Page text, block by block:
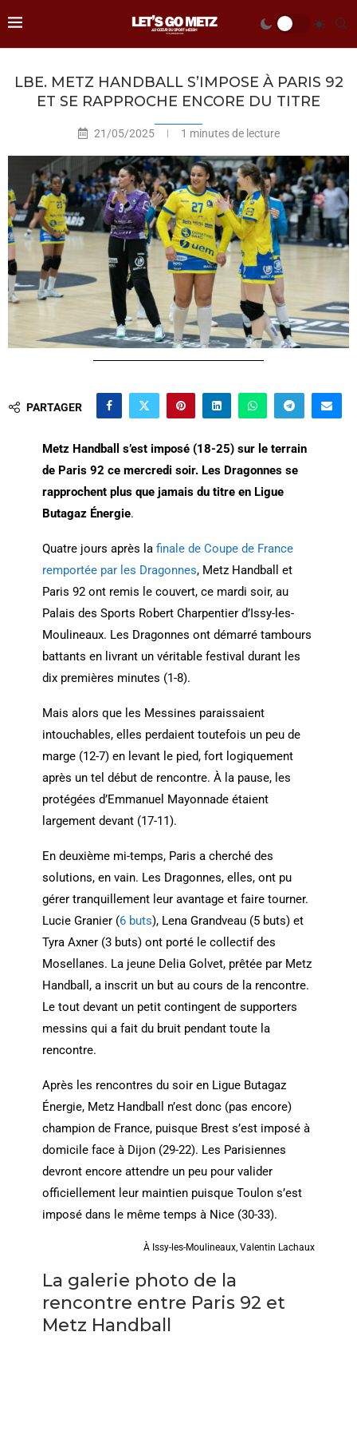
LBE. METZ HANDBALL S’IMPOSE À PARIS 92
ET SE RAPPROCHE ENCORE DU TITRE
21/05/2025 1 minutes de lecture
PARTAGER
Metz Handball s’est imposé (18-25) sur le terrain
de Paris 92 ce mercredi soir. Les Dragonnes se
rapprochent plus que jamais du titre en Ligue
Butagaz Énergie.
Quatre jours après lafinale de Coupe de France
remportée par les Dragonnes, Metz Handball et
Paris 92 ont remis le couvert, ce mardi soir, au
Palais des Sports Robert Charpentier d’Issy-les-
Moulineaux. Les Dragonnes ont démarré tambours
battants en livrant un véritable festival durant les
dix premières minutes (1-8).
Mais alors que les Messines paraissaient
intouchables, elles perdaient toutefois un peu de
marge (12-7) en levant le pied, fort logiquement
après un tel début de rencontre. À la pause, les
protégées d’Emmanuel Mayonnade étaient
largement devant (17-11).
En deuxième mi-temps, Paris a cherché des
solutions, en vain. Les Dragonnes, elles, ont pu
gérer tranquillement leur avantage et faire tourner.
Lucie Granier (6 buts), Lena Grandveau (5 buts) et
Tyra Axner (3 buts) ont porté le collectif des
Mosellanes. La jeune Delia Golvet, prêtée par Metz
Handball, a inscrit un but au cours de la rencontre.
Le tout devant un petit contingent de supporters
messins qui a fait du bruit pendant toute la
rencontre.
Après les rencontres du soir en Ligue Butagaz
Énergie, Metz Handball n’est donc (pas encore)
champion de France, puisque Brest s’est imposé à
domicile face à Dijon (29-22). Les Parisiennes
devront encore attendre un peu pour valider
officiellement leur maintien puisque Toulon s’est
imposé dans le même temps à Nice (30-33).
À Issy-les-Moulineaux, Valentin Lachaux
La galerie photo de la
rencontre entre Paris 92 et
Metz Handball